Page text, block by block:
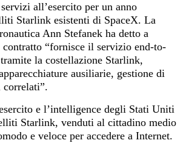
all’esercito per un anno
Starlink esistenti di SpaceX. La
Ann Stefanek ha detto a
“fornisce il servizio end-to-
la costellazione Starlink,
ausiliarie, gestione di
e l’intelligence degli Stati Uniti
Starlink, venduti al cittadino medio
e veloce per accedere a Internet.